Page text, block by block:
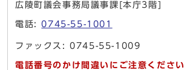
広陵町議会事務局議事課[本庁3階]
電話:0745-55-1001
ファックス: 0745-55-1009
電話番号のかけ間違いにご注意ください